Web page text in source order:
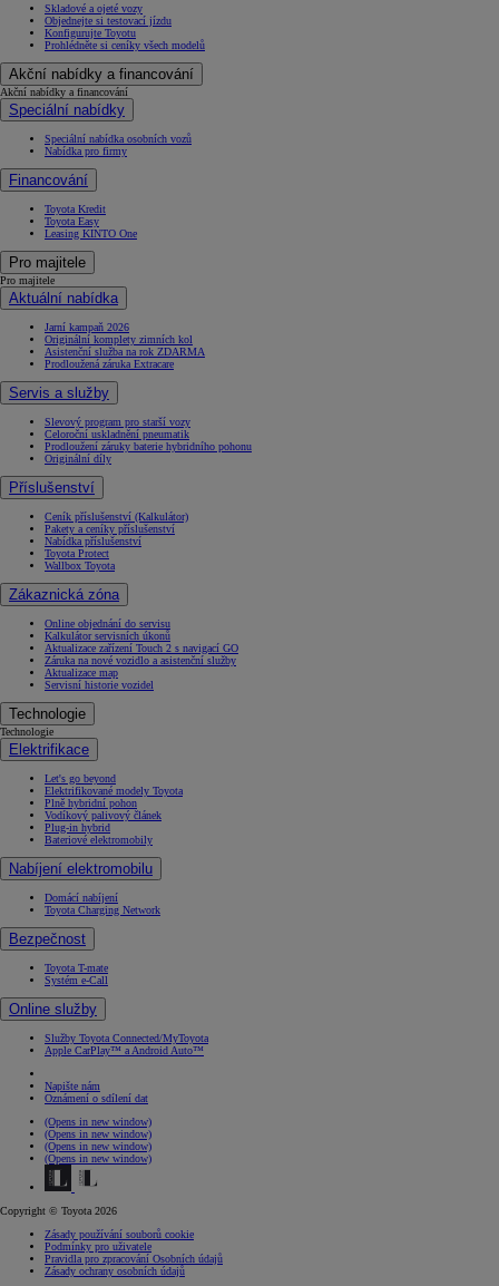
Skladové a ojeté vozy
Objednejte si testovací jízdu
Konfigurujte Toyotu
Prohlédněte si ceníky všech modelů
Akční nabídky a financování
Akční nabídky a financování
Speciální nabídky
Speciální nabídka osobních vozů
Nabídka pro firmy
Financování
Toyota Kredit
Toyota Easy
Leasing KINTO One
Pro majitele
Pro majitele
Aktuální nabídka
Jarní kampaň 2026
Originální komplety zimních kol
Asistenční služba na rok ZDARMA
Prodloužená záruka Extracare
Servis a služby
Slevový program pro starší vozy
Celoroční uskladnění pneumatik
Prodloužení záruky baterie hybridního pohonu
Originální díly
Příslušenství
Ceník příslušenství (Kalkulátor)
Pakety a ceníky příslušenství
Nabídka příslušenství
Toyota Protect
Wallbox Toyota
Zákaznická zóna
Online objednání do servisu
Kalkulátor servisních úkonů
Aktualizace zařízení Touch 2 s navigací GO
Záruka na nové vozidlo a asistenční služby
Aktualizace map
Servisní historie vozidel
Technologie
Technologie
Elektrifikace
Let's go beyond
Elektrifikované modely Toyota
Plně hybridní pohon
Vodíkový palivový článek
Plug-in hybrid
Bateriové elektromobily
Nabíjení elektromobilu
Domácí nabíjení
Toyota Charging Network
Bezpečnost
Toyota T-mate
Systém e-Call
Online služby
Služby Toyota Connected/MyToyota
Apple CarPlay™ a Android Auto™
Napište nám
Oznámení o sdílení dat
(Opens in new window)
(Opens in new window)
(Opens in new window)
(Opens in new window)
Copyright © Toyota 2026
Zásady používání souborů cookie
Podmínky pro uživatele
Pravidla pro zpracování Osobních údajů
Zásady ochrany osobních údajů